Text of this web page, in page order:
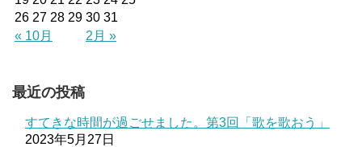
« 10月 2月 »
26 27 28 29 30 31
最近の投稿
すてきな時間が過ごせました。第3回「歌を歌おう」
2023年5月27日